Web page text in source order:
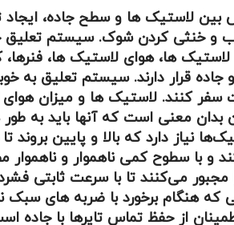
بین لاستیک ها و سطح جاده،
و خنثی کردن شوک. سیستم
ها، هوای لاستیک ها، فنرها،
قرار دارند. سیستم تعلیق به
سفر کنند. لاستیک ها و
معنی است که آنها باید به
نیاز دارد که بالا و پایین
با سطوح کمی ناهموار و ناهموار
می‌کنند تا با سرعت ثابتی
هنگام برخورد با ضربه های سبک
از حفظ تماس تایرها با جاده